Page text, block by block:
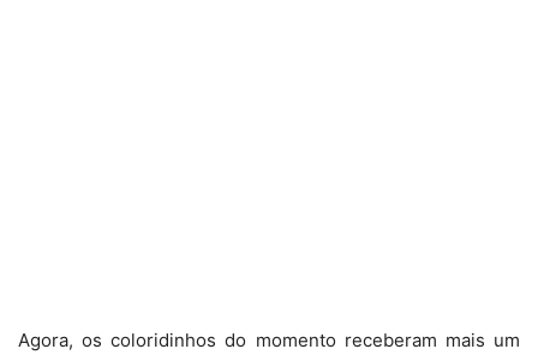
Agora, os coloridinhos do momento receberam mais um